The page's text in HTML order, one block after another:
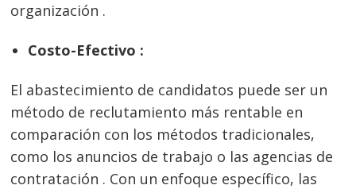
organización .
Costo-Efectivo :
El abastecimiento de candidatos puede ser un
método de reclutamiento más rentable en
comparación con los métodos tradicionales,
como los anuncios de trabajo o las agencias de
contratación . Con un enfoque específico, las